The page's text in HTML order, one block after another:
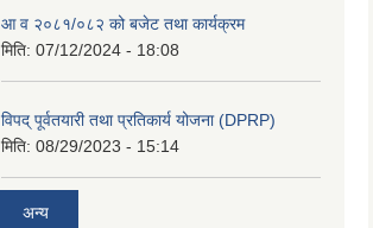
आ व २०८१/०८२ को बजेट तथा कार्यक्रम
मिति: 07/12/2024 - 18:08
विपद् पूर्वतयारी तथा प्रतिकार्य योजना (DPRP)
मिति: 08/29/2023 - 15:14
अन्य